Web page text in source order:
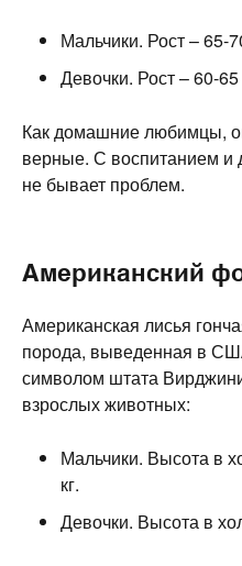
Мальчики. Рост – 65-
Девочки. Рост – 60-
Как домашние любимцы,
верные. С воспитанием и
не бывает проблем.
Американский
Американская лисья
порода, выведенная в
символом штата
взрослых животных:
Мальчики. Высота в
кг.
Девочки. Высота в